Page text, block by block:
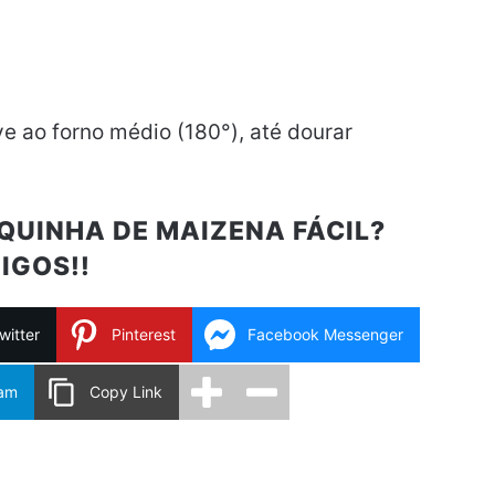
ao forno médio (180°), até dourar
DE MAIZENA FÁCIL?
Pinterest Facebook Messenger
Copy Link